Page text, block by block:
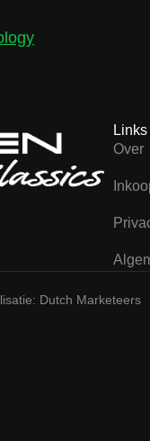
Links
Over
Dutch Marketeers